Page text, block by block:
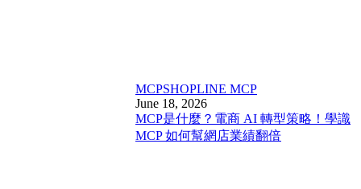
MCPSHOPLINE MCP
June 18, 2026
MCP是什麼？電商 AI 轉型策略！學識
MCP 如何幫網店業績翻倍